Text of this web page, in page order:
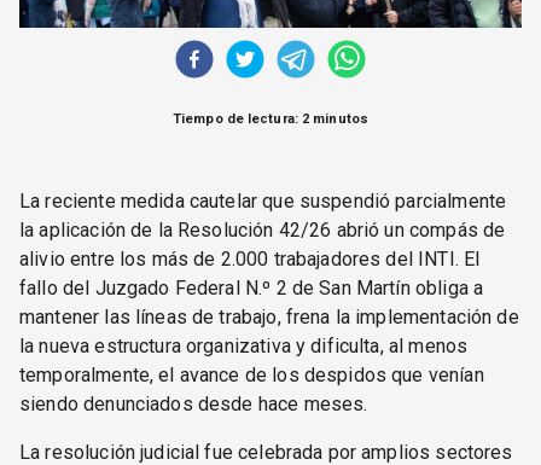
Tiempo de lectura: 2 minutos
La reciente medida cautelar que suspendió parcialmente
la aplicación de la Resolución 42/26 abrió un compás de
alivio entre los más de 2.000 trabajadores del INTI. El
fallo del Juzgado Federal N.º 2 de San Martín obliga a
mantener las líneas de trabajo, frena la implementación de
la nueva estructura organizativa y dificulta, al menos
temporalmente, el avance de los despidos que venían
siendo denunciados desde hace meses.
La resolución judicial fue celebrada por amplios sectores